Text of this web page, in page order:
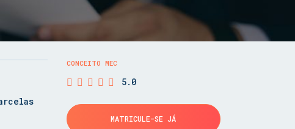
CONCEITO MEC
5.0
MATRICULE-SE JÁ